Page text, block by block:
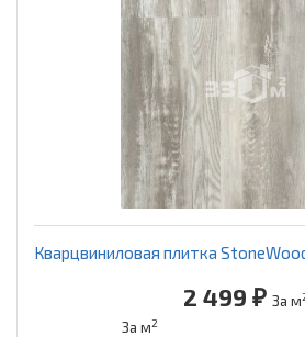
Кварцвиниловая плитка
2 499 ₽ За м
За м2